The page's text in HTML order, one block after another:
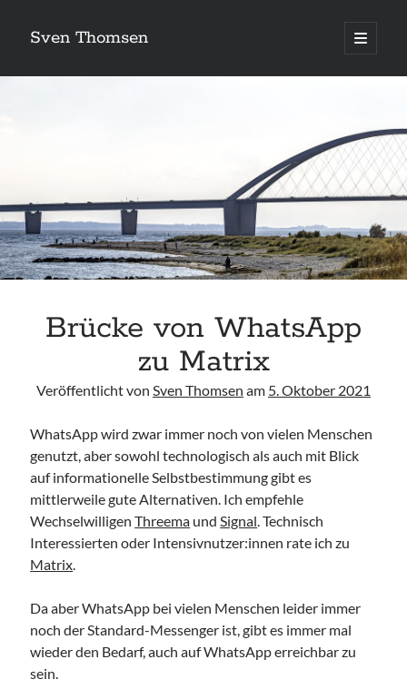
Sven Thomsen
open
primary
Brücke von WhatsApp
zu Matrix
Veröffentlicht von Sven Thomsen am 5. Oktober 2021
WhatsApp wird zwar immer noch von vielen Menschen
genutzt, aber sowohl technologisch als auch mit Blick
auf informationelle Selbstbestimmung gibt es
mittlerweile gute Alternativen. Ich empfehle
WechselwilligenThreema undSignal. Technisch
Interessierten oder Intensivnutzer:innen rate ich zu
Matrix.
Da aber WhatsApp bei vielen Menschen leider immer
noch der Standard-Messenger ist, gibt es immer mal
wieder den Bedarf, auch auf WhatsApp erreichbar zu
sein.